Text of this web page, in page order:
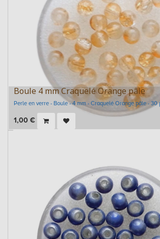
Boule 4 mm Craquelé Orange pâle
Perle en verre - Boule - 4 mm - Craquelé Orange pâle - 30
1,00 €